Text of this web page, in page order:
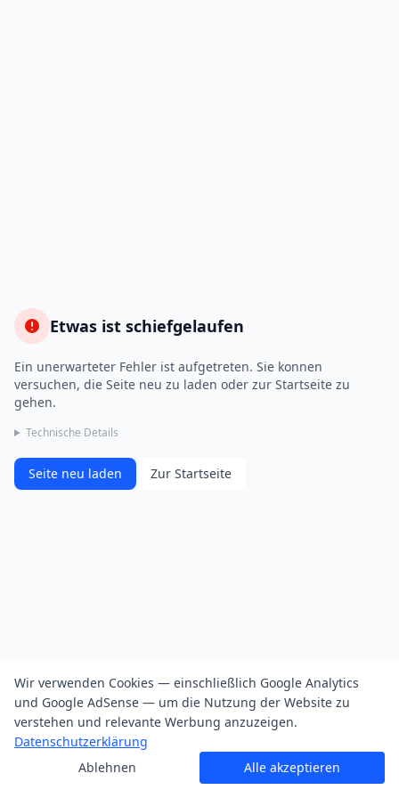
Etwas ist schiefgelaufen
Ein unerwarteter Fehler ist aufgetreten. Sie konnen
versuchen, die Seite neu zu laden oder zur Startseite zu
gehen.
Technische Details
Seite neu laden Zur Startseite
Wir verwenden Cookies — einschließlich Google Analytics
und Google AdSense — um die Nutzung der Website zu
verstehen und relevante Werbung anzuzeigen.
Datenschutzerklärung
Ablehnen
Alle akzeptieren